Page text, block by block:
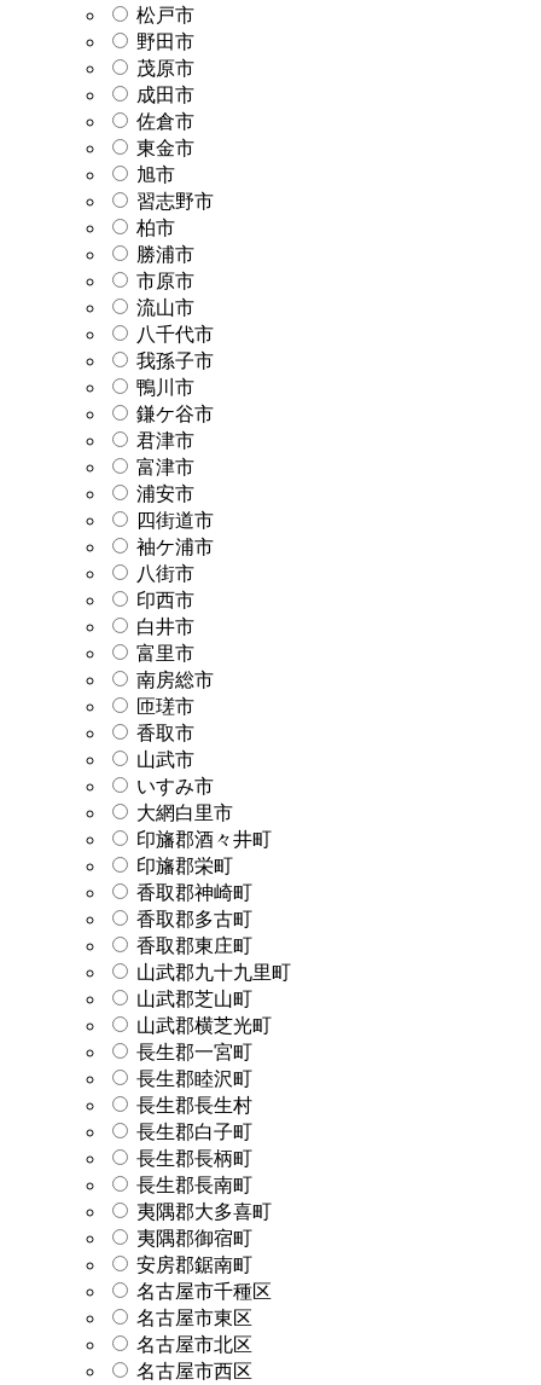
松戸市
野田市
茂原市
成田市
佐倉市
東金市
旭市
習志野市
柏市
勝浦市
市原市
流山市
八千代市
我孫子市
鴨川市
鎌ケ谷市
君津市
富津市
浦安市
四街道市
袖ケ浦市
八街市
印西市
白井市
富里市
南房総市
匝瑳市
香取市
山武市
いすみ市
大網白里市
印旛郡酒々井町
印旛郡栄町
香取郡神崎町
香取郡多古町
香取郡東庄町
山武郡九十九里町
山武郡芝山町
山武郡横芝光町
長生郡一宮町
長生郡睦沢町
長生郡長生村
長生郡白子町
長生郡長柄町
長生郡長南町
夷隅郡大多喜町
夷隅郡御宿町
安房郡鋸南町
名古屋市千種区
名古屋市東区
名古屋市北区
名古屋市西区